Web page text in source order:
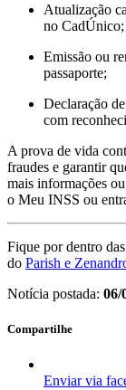
Atualização
no CadÚnico;
Emissão ou
passaporte;
Declaração
com
A prova de vida
fraudes e garantir
mais informações
o Meu INSS ou
Fique por dentro
do Parish e
Notícia postada: 06/
Compartilhe
Enviar via